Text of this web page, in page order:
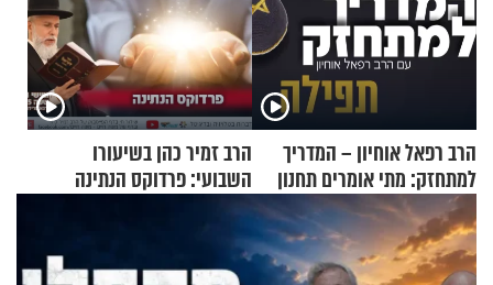
הרב רפאל אוחיון – המדריך
למתחזק: מתי אומרים תחנון
ואיך עולים לתורה?
הרב זמיר כהן בשיעורו
השבועי: פרדוקס הנתינה